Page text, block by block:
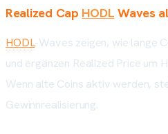
Realized Cap HODL Waves
HODL-Waves zeigen, wie lange
und ergänzen Realized Price um
Wenn alte Coins aktiv werden,
Gewinnrealisierung.